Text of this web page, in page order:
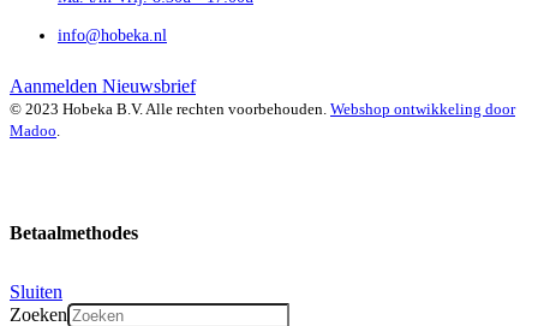
info@hobeka.nl
Aanmelden Nieuwsbrief
© 2023 Hobeka B.V. Alle rechten voorbehouden. Webshop ontwikkeling door
Madoo.
Betaalmethodes
Sluiten
Zoeken